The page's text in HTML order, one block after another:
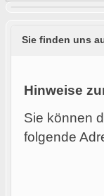
Sie finden uns
Hinweise
Sie können
folgende